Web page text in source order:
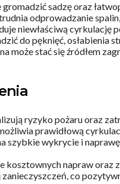
sadzę oraz
odprowadzanie
niewłaściwą cyrkulację
do pęknięć, osłabienia
może stać się źródłem
ryzyko pożaru oraz
prawidłową
szybkie wykrycie i
napraw oraz
co